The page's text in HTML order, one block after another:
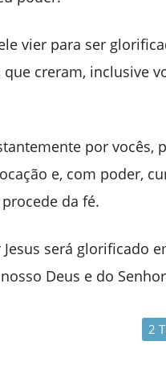
vier para ser
creram, inclusive
por vocês,
e, com poder,
da fé.
será glorificado
Deus e do
2